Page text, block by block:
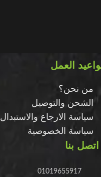
العمل
من نحن؟
الشحن والتوصيل
سياسة الارجاع والاستبدال
سياسة الخصوصية
اتصل بنا
01019655917